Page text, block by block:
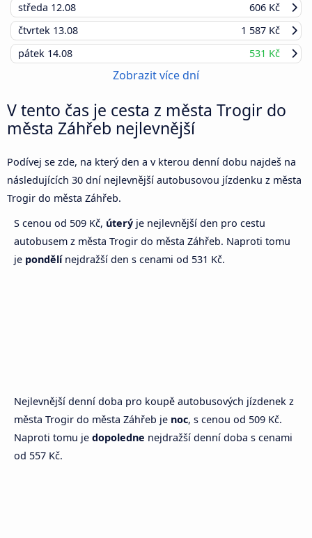
středa 12.08
606 Kč
čtvrtek 13.08
1 587 Kč
pátek 14.08 531 Kč
Zobrazit více dní
V tento čas je cesta z města Trogir do
města Záhřeb nejlevnější
Podívej se zde, na který den a v kterou denní dobu najdeš na
následujících 30 dní nejlevnější autobusovou jízdenku z města
Trogir do města Záhřeb.
S cenou od 509 Kč, úterý je nejlevnější den pro cestu
autobusem z města Trogir do města Záhřeb. Naproti tomu
je pondělínejdražší den s cenami od 531 Kč.
Nejlevnější denní doba pro koupě autobusových jízdenek z
města Trogir do města Záhřeb je noc, s cenou od 509 Kč.
Naproti tomu je dopoledne nejdražší denní doba s cenami
od 557 Kč.